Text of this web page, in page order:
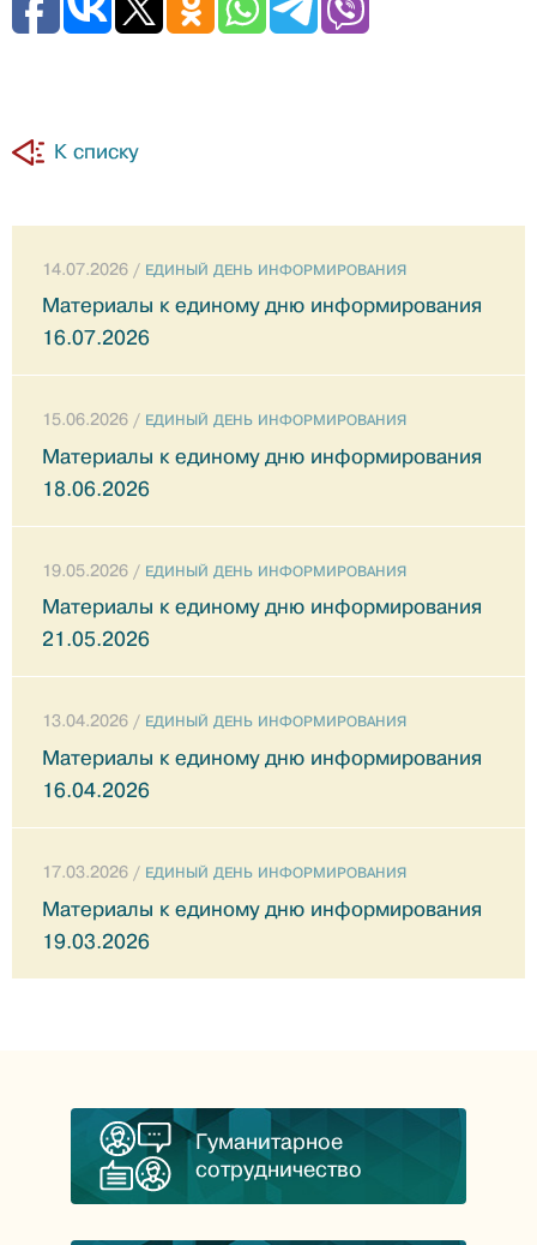
К списку
14.07.2026 / ЕДИНЫЙ ДЕНЬ ИНФОРМИРОВАНИЯ
Материалы к единому дню информирования
16.07.2026
15.06.2026 / ЕДИНЫЙ ДЕНЬ ИНФОРМИРОВАНИЯ
Материалы к единому дню информирования
18.06.2026
19.05.2026 / ЕДИНЫЙ ДЕНЬ ИНФОРМИРОВАНИЯ
Материалы к единому дню информирования
21.05.2026
13.04.2026 / ЕДИНЫЙ ДЕНЬ ИНФОРМИРОВАНИЯ
Материалы к единому дню информирования
16.04.2026
17.03.2026 / ЕДИНЫЙ ДЕНЬ ИНФОРМИРОВАНИЯ
Материалы к единому дню информирования
19.03.2026
Гуманитарное
сотрудничество